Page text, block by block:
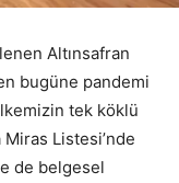
Altınsafran
bugüne pandemi
tek köklü
Listesi’nde
de belgesel